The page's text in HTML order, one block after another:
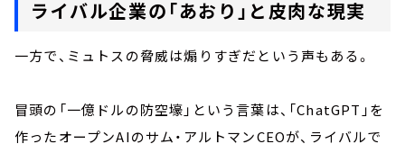
ライバル企業の「あおり」と皮肉な現実
一方で、ミュトスの脅威は煽りすぎだという声もある。
冒頭の「一億ドルの防空壕」という言葉は、「ChatGPT」を
作ったオープンAIのサム・アルトマンCEOが、ライバルで